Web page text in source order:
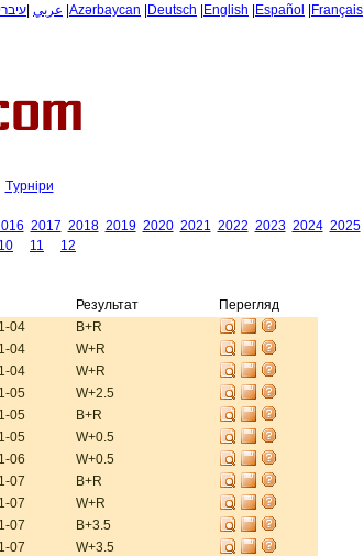
عربي Azərbaycan Deutsch English Español Français
Tурнiри
2017 2018 2019 2020 2021 2022 2023 2024 2025
10 11
12
Результат
Перегляд
04
B+R
04
W+R
04
W+R
05
W+2.5
05
B+R
05
W+0.5
06
W+0.5
07
B+R
07
W+R
07
B+3.5
07
W+3.5